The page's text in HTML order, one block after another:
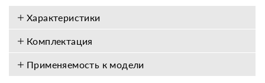
Характеристики
Комплектация
Применяемость к модели